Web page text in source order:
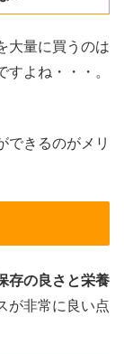
大量に買うのは
すよね・・・。
できるのがメリ
存の良さと栄養
が非常に良い点